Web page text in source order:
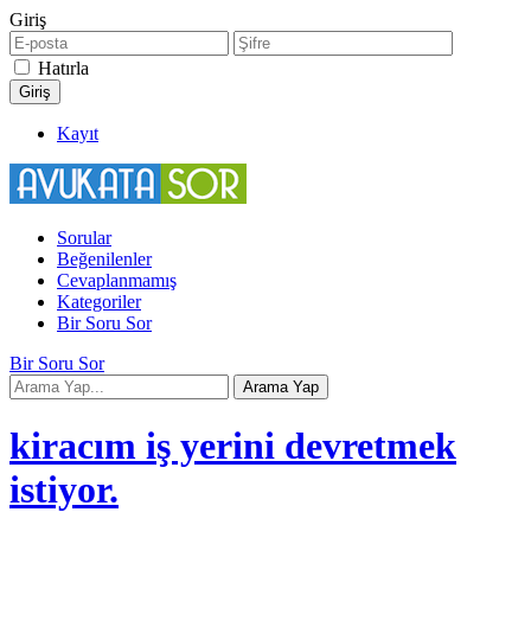
Giriş
Hatırla
Kayıt
Sorular
Beğenilenler
Cevaplanmamış
Kategoriler
Bir Soru Sor
Bir Soru Sor
kiracım iş yerini devretmek
istiyor.